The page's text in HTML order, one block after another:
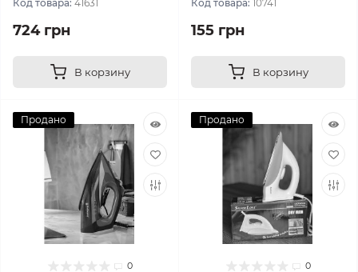
Код товара: 41631
724 грн
В корзину
Код товара: 10741
155 грн
В корзину
Продано
0
Продано
0